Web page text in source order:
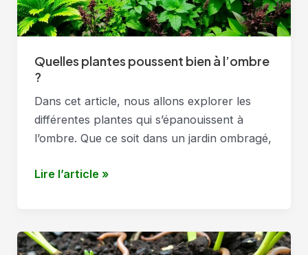
Quelles plantes poussent bien à l’ombre
?
Dans cet article, nous allons explorer les
différentes plantes qui s’épanouissent à
l’ombre. Que ce soit dans un jardin ombragé,
Quelles
bien
à
Lire l’article »